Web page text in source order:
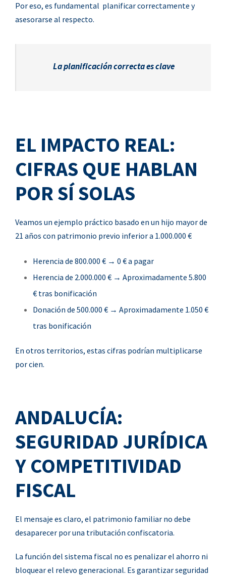
Por eso, es fundamental planificar correctamente y
asesorarse al respecto.
La planificación correcta es clave
EL IMPACTO REAL:
CIFRAS QUE HABLAN
POR SÍ SOLAS
Veamos un ejemplo práctico basado en un hijo mayor de
21 años con patrimonio previo inferior a 1.000.000 €
Herencia de 800.000 € → 0 € a pagar
Herencia de 2.000.000 € → Aproximadamente 5.800
€ tras bonificación
Donación de 500.000 € → Aproximadamente 1.050 €
tras bonificación
En otros territorios, estas cifras podrían multiplicarse
por cien.
ANDALUCÍA:
SEGURIDAD JURÍDICA
Y COMPETITIVIDAD
FISCAL
El mensaje es claro, el patrimonio familiar no debe
desaparecer por una tributación confiscatoria.
La función del sistema fiscal no es penalizar el ahorro ni
bloquear el relevo generacional. Es garantizar seguridad